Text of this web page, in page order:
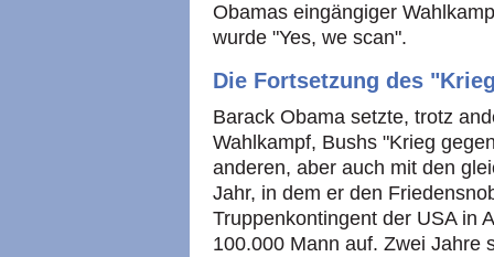
Obamas eingängiger
wurde "Yes, we scan".
Die Fortsetzung des
Barack Obama setzte, trotz
Wahlkampf, Bushs "Krieg
anderen, aber auch mit den
Jahr, in dem er den
Truppenkontingent der USA in
100.000 Mann auf. Zwei Jahre